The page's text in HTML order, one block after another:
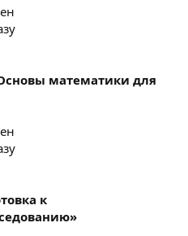
математики для
к